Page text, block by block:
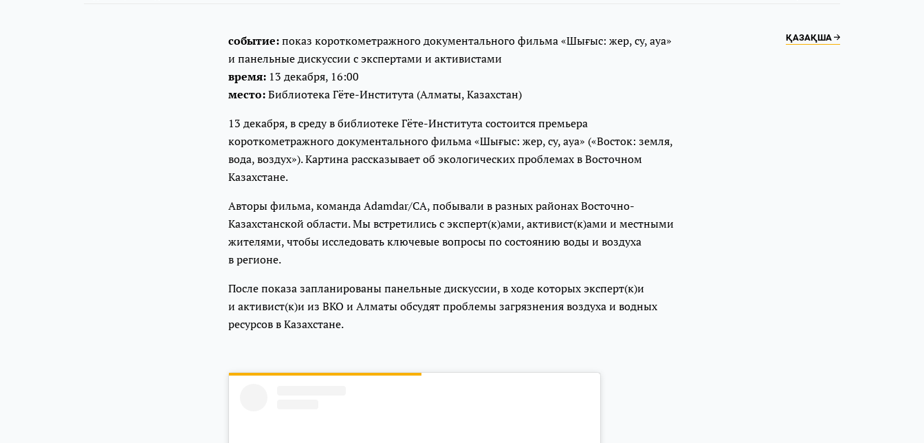
ҚАЗАҚША
событие:показ короткометражного документального фильма «Шығыс: жер, су, ауа»
и панельные дискуссии с экспертами и активистами
время: 13 декабря, 16:00
место:Библиотека Гёте-Института (Алматы, Казахстан)
13 декабря, в среду в библиотеке Гёте-Института состоится премьера
короткометражного документального фильма «Шығыс: жер, су, ауа» («Восток: земля,
вода, воздух»). Картина рассказывает об экологических проблемах в Восточном
Казахстане.
Авторы фильма, команда Adamdar/CA, побывали в разных районах Восточно-
Казахстанской области. Мы встретились с эксперт(к)ами, активист(к)ами и местными
жителями, чтобы исследовать ключевые вопросы по состоянию воды и воздуха
в регионе.
После показа запланированы панельные дискуссии, в ходе которых эксперт(к)и
и активист(к)и из ВКО и Алматы обсудят проблемы загрязнения воздуха и водных
ресурсов в Казахстане.